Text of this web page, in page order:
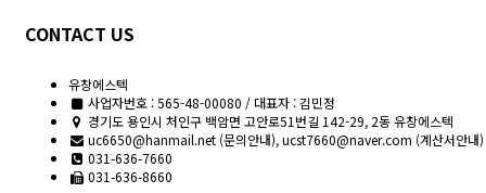
CONTACT US
유창에스텍
사업자번호 : 565-48-00080 / 대표자 : 김민정
경기도 용인시 처인구 백암면 고안로51번길 142-29, 2동 유창에스텍
uc6650@hanmail.net (문의안내), ucst7660@naver.com (계산서안내)
031-636-7660
031-636-8660